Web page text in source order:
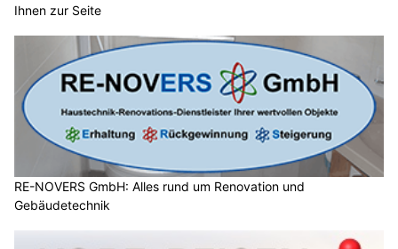
Ihnen zur Seite
RE-NOVERS GmbH: Alles rund um Renovation und
Gebäudetechnik